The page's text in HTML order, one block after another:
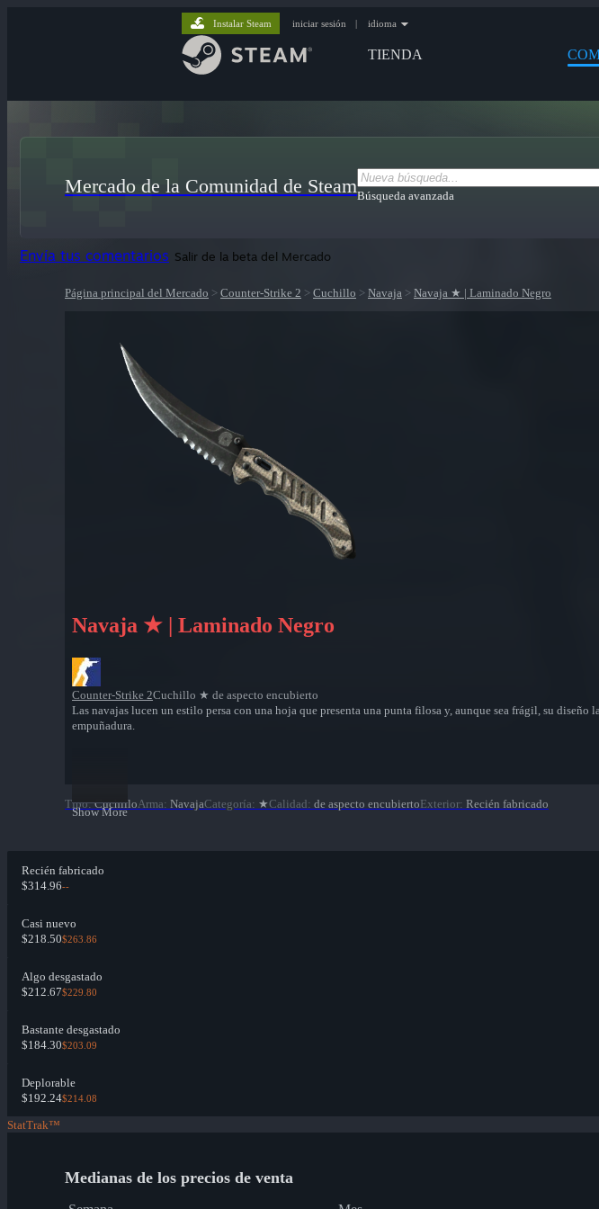
TIENDA
Instalar Steam iniciar sesión | idioma
Mercado de la Comunidad de SteamBúsqueda avanzada
Envía tus comentarios Salir de la beta del Mercado
Página principal del Mercado > Counter-Strike 2 > Cuchillo > Navaja > Navaja ★ | Laminado Negro
Navaja ★ | Laminado Negro
Counter-Strike 2Cuchillo ★ de aspecto encubierto
Las navajas lucen un estilo persa con una hoja que presenta una punta filosa y, aunque sea frágil, su
empuñadura.
Show More
Tipo: CuchilloArma: NavajaCategoría: ★Calidad: de aspecto encubiertoExterior: Recién fabricado
Recién fabricado
$314.96--
Casi nuevo
$218.50$263.86
Algo desgastado
$212.67$229.80
Bastante desgastado
$184.30$203.09
Deplorable
$192.24$214.08
StatTrak™
Medianas de los precios de venta